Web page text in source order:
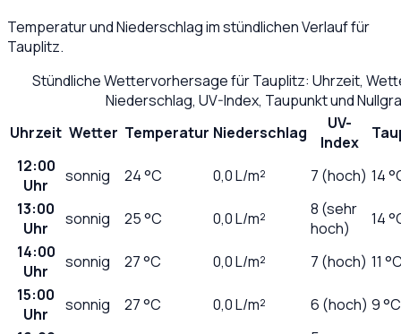
Temperatur und Niederschlag im stündlichen Verlauf für
Tauplitz.
Stündliche Wettervorhersage fürTauplitz: Uhrzeit,
Niederschlag, UV-Index, Taupunkt und
Uhrzeit Wetter Temperatur Niederschlag
UV-
Index
12:00
Uhr
sonnig 24°C 0,0L/m² 7 (hoch) 14
13:00
Uhr
sonnig 25°C 0,0L/m²
8 (sehr
hoch)
14
14:00
Uhr
sonnig 27°C 0,0L/m² 7 (hoch) 11
15:00
Uhr
sonnig 27°C 0,0L/m² 6 (hoch) 9 °C